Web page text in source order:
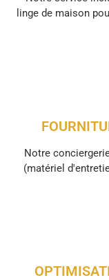
linge de maison
Notre
(matériel